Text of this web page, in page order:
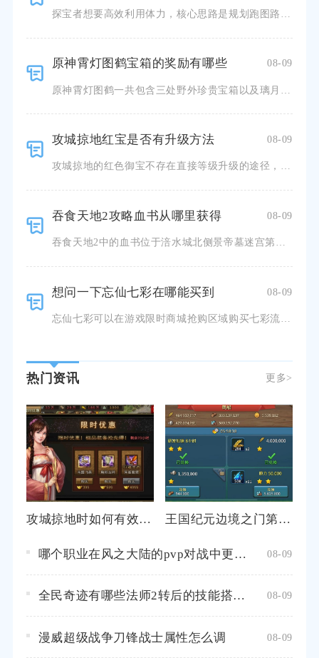
原神霄灯图鹤宝箱的奖励有哪些 08-09
攻城掠地红宝是否有升级方法 08-09
攻城掠地的红色御宝不存在直接等级升级的途径，红宝无法像兵器、宝石一样投入材料提升基础品级，想要进一步
吞食天地2攻略血书从哪里获得 08-09
吞食天地2中的血书位于涪水城北侧景帝墓迷宫第三层的宝箱之内，是解锁葭萌关收服马超、马岱主线剧情的刚需
想问一下忘仙七彩在哪能买到 08-09
忘仙七彩可以在游戏限时商城抢购区域购买七彩流光宝匣获取碎片，同时能够在拍卖行、主城摆摊市场收购其他玩
热门资讯 更多>
攻城掠地时如何有效打击敌军后排 王国纪元边境之门第7章关卡1可以获得什么奖励
哪个职业在风之大陆的pvp对战中更具优势 08-09
全民奇迹有哪些法师2转后的技能搭配推荐 08-09
漫威超级战争刀锋战士属性怎么调 08-09